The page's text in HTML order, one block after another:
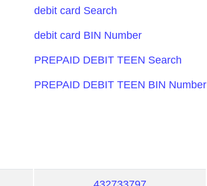
debit card Search
debit card BIN Number
PREPAID DEBIT TEEN Search
PREPAID DEBIT TEEN BIN Number